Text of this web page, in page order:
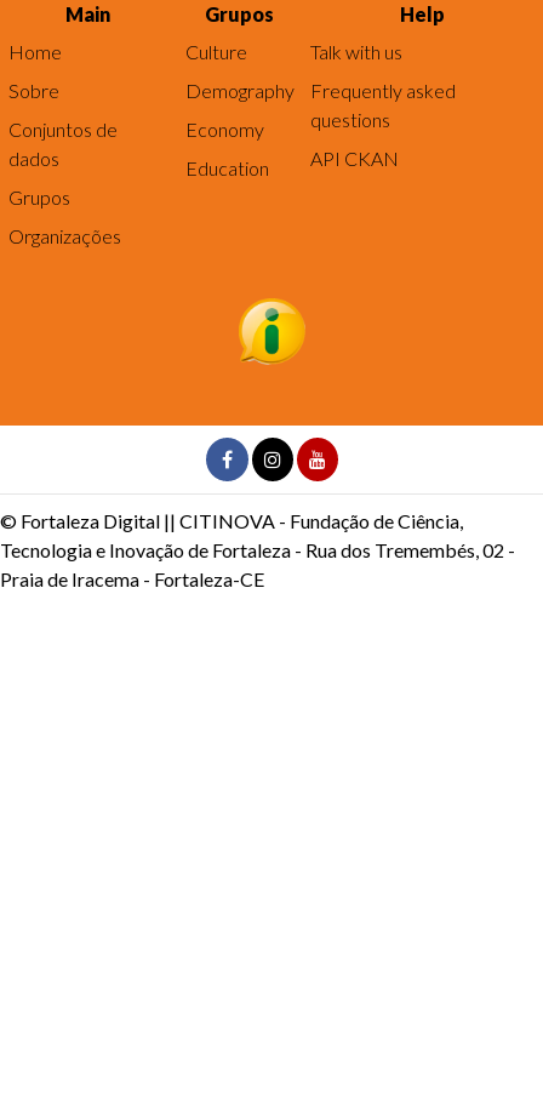
Main
Home
Sobre
Conjuntos de
dados
Grupos
Organizações
Grupos
Culture
Demography
Economy
Education
Help
Talk with us
Frequently asked
questions
API CKAN
© Fortaleza Digital || CITINOVA - Fundação de Ciência,
Tecnologia e Inovação de Fortaleza - Rua dos Tremembés, 02 -
Praia de Iracema - Fortaleza-CE